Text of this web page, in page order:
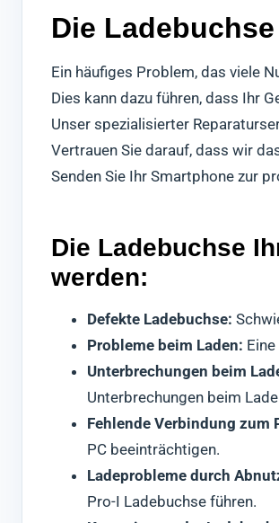
Die
Ein häufiges Problem, das viele
Dies kann dazu führen, dass Ihr
Unser spezialisierter
Vertrauen Sie darauf, dass wir
Senden Sie Ihr Smartphone zur
Die Ladebuchse
werden:
Defekte Ladebuchse:
Probleme beim Laden:
Unterbrechungen beim
Unterbrechungen beim
Fehlende Verbindung zum
PC beeinträchtigen.
Ladeprobleme durch
Pro-I Ladebuchse führen.